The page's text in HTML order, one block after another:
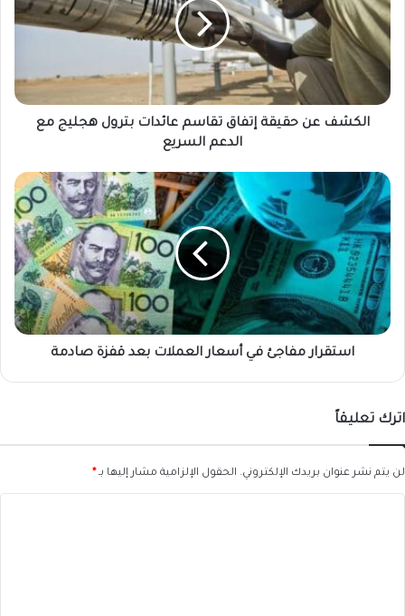
إتفاق
تقاسم
عائدات
بترول
هجليج
مع
الدعمالكشف عن حقيقة إتفاق تقاسم عائدات بترول هجليج مع
الدعم السريع
استقرار
مفاجئ
في
أسعار
العملات
بعد
قفزة
صادمة
استقرار مفاجئ في أسعار العملات بعد قفزة صادمة
اترك تعليقاً
لن يتم نشر عنوان بريدك الإلكتروني. الحقول الإلزامية مشار إليها بـ*